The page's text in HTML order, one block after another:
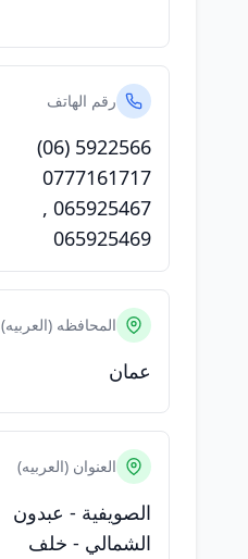
رقم الهاتف
(06) 5922566
0777161717
065925467
,
065925469
المحافظه (العربيه)
عمان
العنوان (العربيه)
الصويفية - عبدون
الشمالي - خلف